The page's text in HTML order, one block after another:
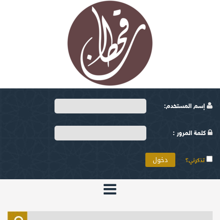
إسم المستخدم:
كلمة المرور :
تذكرني؟